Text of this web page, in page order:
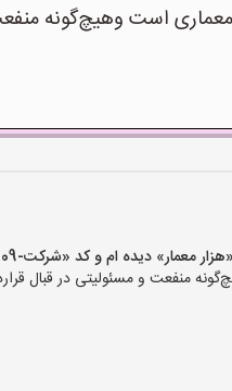
است وهیچ‌گونه منفعت
ام و کد «شرکت-10309» را اعلام کنید»
منفعت و مسئولیتی در قبال